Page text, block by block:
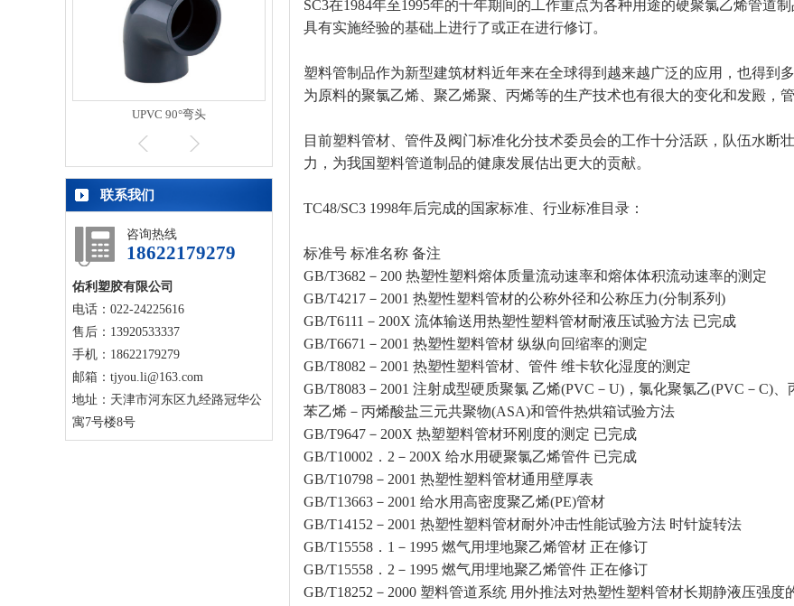
UPVC 90°弯头
联系我们
咨询热线
18622179279
佑利塑胶有限公司
电话：022-24225616
售后：13920533337
手机：18622179279
邮箱：tjyou.li@163.com
地址：天津市河东区九经路冠华公
寓7号楼8号
SC3在1984年至1995年的十年期间的工作重点为各种用途的硬聚氯乙烯管道
具有实施经验的基础上进行了或正在进行修订。
塑料管制品作为新型建筑材料近年来在全球得到越来越广泛的应用，也得到
为原料的聚氯乙烯、聚乙烯聚、丙烯等的生产技术也有很大的变化和发殿，
目前塑料管材、管件及阀门标准化分技术委员会的工作十分活跃，队伍水断
力，为我国塑料管道制品的健康发展估出更大的贡献。
TC48/SC3 1998年后完成的国家标准、行业标准目录：
标准号 标准名称 备注
GB/T3682－200 热塑性塑料熔体质量流动速率和熔体体积流动速率的测定
GB/T4217－2001 热塑性塑料管材的公称外径和公称压力(分制系列)
GB/T6111－200X 流体输送用热塑性塑料管材耐液压试验方法 已完成
GB/T6671－2001 热塑性塑料管材 纵纵向回缩率的测定
GB/T8082－2001 热塑性塑料管材、管件 维卡软化湿度的测定
GB/T8083－2001 注射成型硬质聚氯 乙烯(PVC－U)，氯化聚氯乙(PVC－C)
苯乙烯－丙烯酸盐三元共聚物(ASA)和管件热烘箱试验方法
GB/T9647－200X 热塑塑料管材环刚度的测定 已完成
GB/T10002．2－200X 给水用硬聚氯乙烯管件 已完成
GB/T10798－2001 热塑性塑料管材通用壁厚表
GB/T13663－2001 给水用高密度聚乙烯(PE)管材
GB/T14152－2001 热塑性塑料管材耐外冲击性能试验方法 时针旋转法
GB/T15558．1－1995 燃气用埋地聚乙烯管材 正在修订
GB/T15558．2－1995 燃气用埋地聚乙烯管件 正在修订
GB/T18252－2000 塑料管道系统 用外推法对热塑性塑料管材长期静液压强度